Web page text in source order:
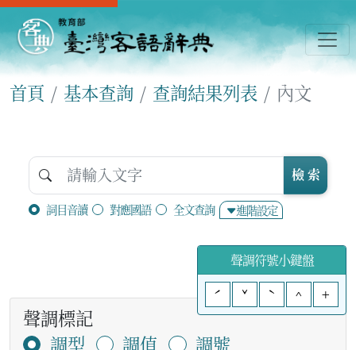
首頁 基本查詢 查詢結果列表 內文
詞目音讀 對應國語 全文查詢 進階設定
檢 索
聲調符號小鍵盤
ˊ
ˇ ˋ ^ +
聲調標記
調型
調值
調號